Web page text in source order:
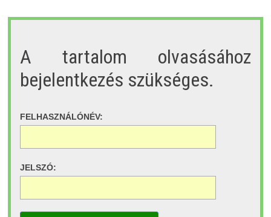
A tartalom olvasásához
bejelentkezés szükséges.
FELHASZNÁLÓNÉV:
JELSZÓ: